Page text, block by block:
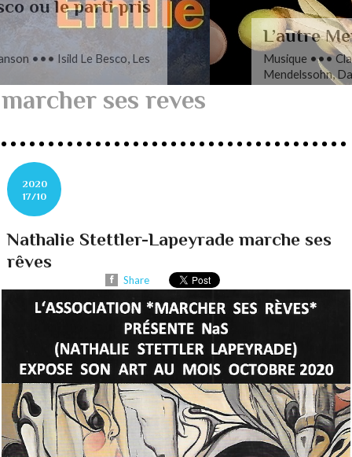
L’autre Mendelssohn
Musique ••• Classique ••• Fanny
marcher ses reves
2020
17/10
Nathalie Stettler-Lapeyrade marche ses
rêves
Share